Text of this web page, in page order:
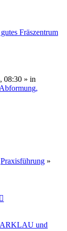
Fräszentrum
08:30 » in
Praxisführung »
und